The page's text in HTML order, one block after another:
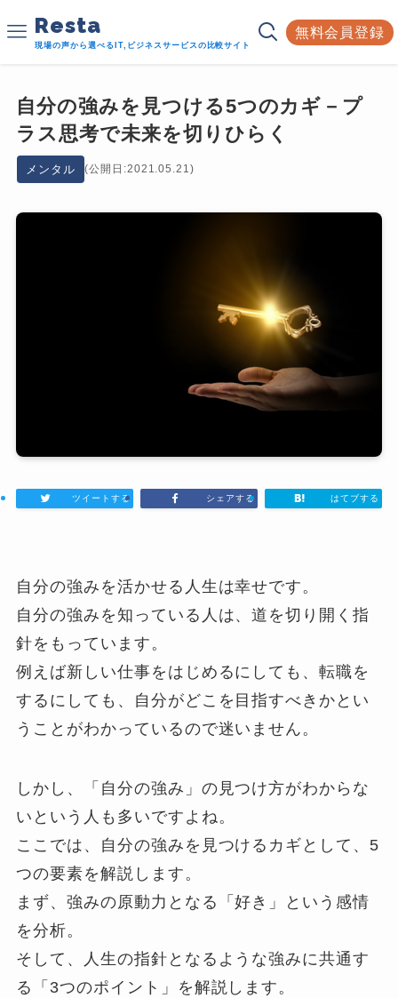
Resta
現場の声から選べるIT,ビジネスサービスの比較サイト
無料会員登録
自分の強みを見つける5つのカギ－プ
ラス思考で未来を切りひらく
メンタル (公開日:2021.05.21)
ツイートする シェアする はてブする
自分の強みを活かせる人生は幸せです。
自分の強みを知っている人は、道を切り開く指
針をもっています。
例えば新しい仕事をはじめるにしても、転職を
するにしても、自分がどこを目指すべきかとい
うことがわかっているので迷いません。
しかし、「自分の強み」の見つけ方がわからな
いという人も多いですよね。
ここでは、自分の強みを見つけるカギとして、5
つの要素を解説します。
まず、強みの原動力となる「好き」という感情
を分析。
そして、人生の指針となるような強みに共通す
る「3つのポイント」を解説します。